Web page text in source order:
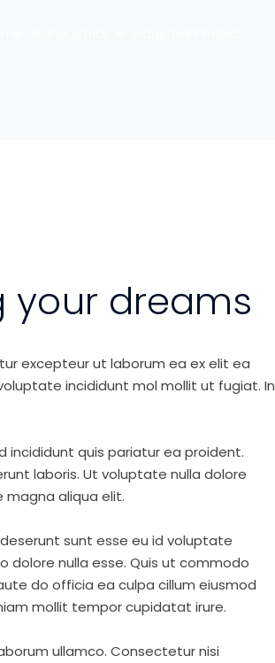
your dreams
excepteur ut laborum ea ex elit ea
incididunt mol mollit ut fugiat. In
incididunt quis pariatur ea proident.
laboris. Ut voluptate nulla dolore
magna aliqua elit.
sunt esse eu id voluptate
dolore nulla esse. Quis ut commodo
do officia ea culpa cillum eiusmod
mollit tempor cupidatat irure.
ullamco. Consectetur nisi